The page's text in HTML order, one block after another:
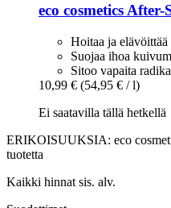
eco cosmetics After-​
Hoitaa ja
Suojaa ihoa
Sitoo vapaita
10,99 € (54,95 € / l)
Ei saatavilla tällä hetkellä
ERIKOISUUKSIA: eco
tuotetta
Kaikki hinnat sis. alv.